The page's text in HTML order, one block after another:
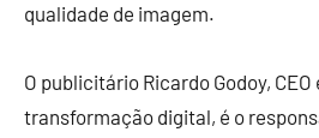
qualidade de imagem.
O publicitário Ricardo Godoy,
transformação digital, é o